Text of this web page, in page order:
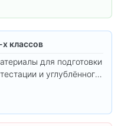
х классов
для подготовки
и углублённого